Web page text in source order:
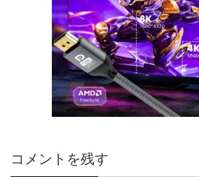
コメントを残す